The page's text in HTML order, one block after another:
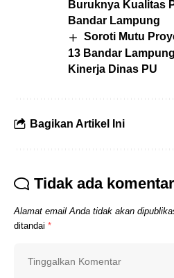
Buruknya Kualitas
Bandar Lampung
Soroti Mutu
13 Bandar
Kinerja Dinas PU
Bagikan Artikel Ini
Tidak ada komentar
Alamat email Anda tidak akan
ditandai *